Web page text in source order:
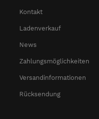
Kontakt
Ladenverkauf
News
Zahlungsmöglichkeiten
Versandinformationen
Rücksendung